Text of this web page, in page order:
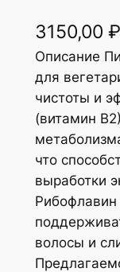
3150,00 ₽
Описание
для
чистоты и
(витамин
что
выработки
волосы и